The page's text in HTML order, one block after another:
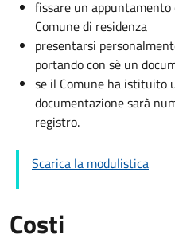
fissare un
Comune di residenza
presentarsi
portando con sè un
se il Comune ha istituito
documentazione sarà
registro.
Scarica la modulistica
Costi